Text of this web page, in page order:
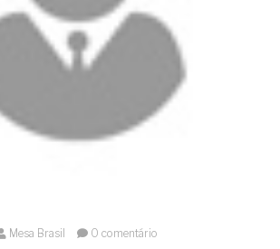
Mesa Brasil 0 comentário